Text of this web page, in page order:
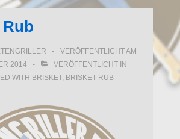
VERÖFFENTLICHT AM
2014
VERÖFFENTLICHT IN
WITH BRISKET, BRISKET RUB